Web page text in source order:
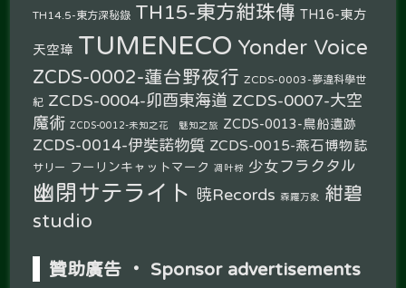
TH14.5-東方深秘錄 TH15-東方紺珠傳 TH16-東方
天空璋 TUMENECO Yonder Voice
ZCDS-0002-蓮台野夜行 ZCDS-0003-夢違科學世
紀 ZCDS-0004-卯酉東海道 ZCDS-0007-大空
魔術 ZCDS-0012-未知之花 魅知之旅 ZCDS-0013-鳥船遺跡
ZCDS-0014-伊奘諾物質 ZCDS-0015-燕石博物誌
サリー フーリンキャットマーク 凋叶棕 少女フラクタル
幽閉サテライト 暁Records 森羅万象
紺碧
studio
贊助廣告 ‧ Sponsor advertisements